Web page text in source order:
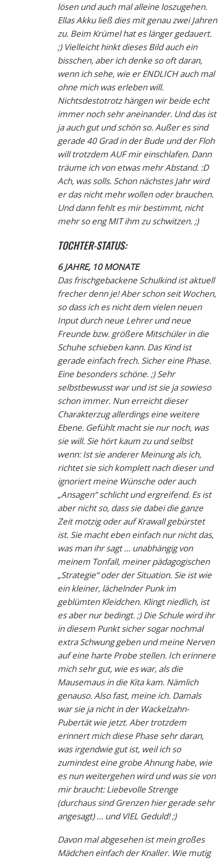
lösen und auch mal alleine loszugehen.
Ellas Akku ließ dies mit genau zwei Jahren
zu. Beim Krümel hat es länger gedauert.
;) Vielleicht hinkt dieses Bild auch ein
bisschen, aber ich denke so oft daran,
wenn ich sehe, wie er ENDLICH auch mal
ohne mich was erleben will.
Nichtsdestotrotz hängen wir beide echt
immer noch sehr aneinander. Und das ist
ja auch gut und schön so. Außer es sind
gerade 40 Grad in der Bude und der Floh
will trotzdem AUF mir einschlafen. Dann
träume ich von etwas mehr Abstand. :D
Ach, was solls. Schon nächstes Jahr wird
er das nicht mehr wollen oder brauchen.
Und dann fehlt es mir bestimmt, nicht
mehr so eng MIT ihm zu schwitzen. ;)
TOCHTER-STATUS:
6 JAHRE, 10 MONATE
Das frischgebackene Schulkind ist aktuell
frecher denn je! Aber schon seit Wochen,
so dass ich es nicht dem vielen neuen
Input durch neue Lehrer und neue
Freunde bzw. größere Mitschüler in die
Schuhe schieben kann. Das Kind ist
gerade einfach frech. Sicher eine Phase.
Eine besonders schöne. ;) Sehr
selbstbewusst war und ist sie ja sowieso
schon immer. Nun erreicht dieser
Charakterzug allerdings eine weitere
Ebene. Gefühlt macht sie nur noch, was
sie will. Sie hört kaum zu und selbst
wenn: Ist sie anderer Meinung als ich,
richtet sie sich komplett nach dieser und
ignoriert meine Wünsche oder auch
„Ansagen“ schlicht und ergreifend. Es ist
aber nicht so, dass sie dabei die ganze
Zeit motzig oder auf Krawall gebürstet
ist. Sie macht eben einfach nur nicht das,
was man ihr sagt … unabhängig von
meinem Tonfall, meiner pädagogischen
„Strategie“ oder der Situation. Sie ist wie
ein kleiner, lächelnder Punk im
geblümten Kleidchen. Klingt niedlich, ist
es aber nur bedingt. ;) Die Schule wird ihr
in diesem Punkt sicher sogar nochmal
extra Schwung geben und meine Nerven
auf eine harte Probe stellen. Ich erinnere
mich sehr gut, wie es war, als die
Mausemaus in die Kita kam. Nämlich
genauso. Also fast, meine ich. Damals
war sie ja nicht in der Wackelzahn-
Pubertät wie jetzt. Aber trotzdem
erinnert mich diese Phase sehr daran,
was irgendwie gut ist, weil ich so
zumindest eine grobe Ahnung habe, wie
es nun weitergehen wird und was sie von
mir braucht: Liebevolle Strenge
(durchaus sind Grenzen hier gerade sehr
angesagt) … und VIEL Geduld! ;)
Davon mal abgesehen ist mein großes
Mädchen einfach der Knaller. Wie mutig